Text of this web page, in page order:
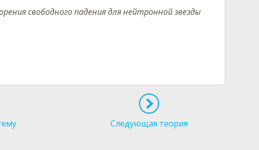
свободного падения для нейтронной звезды
Следующая теория